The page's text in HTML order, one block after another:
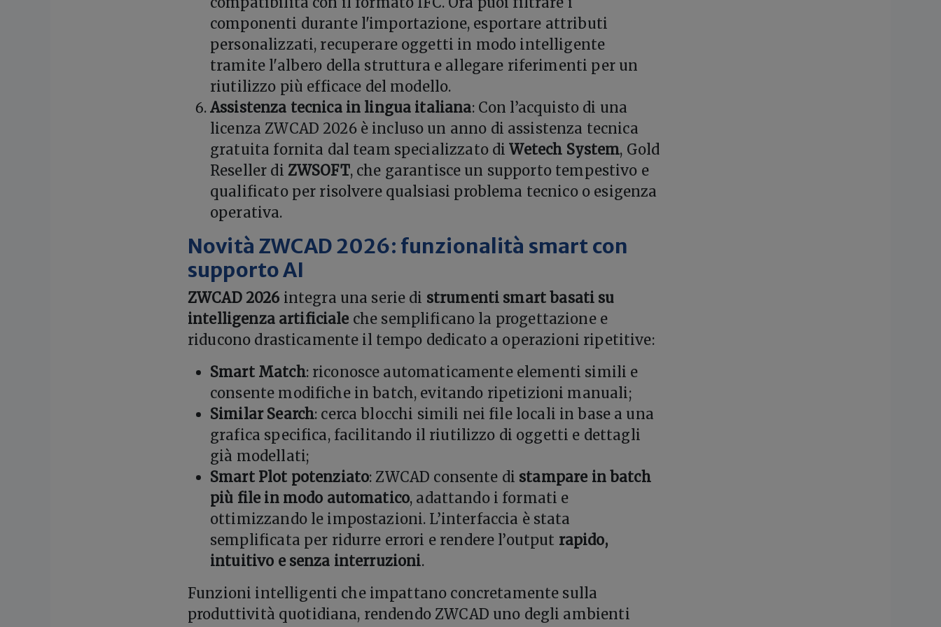
componenti durante l'importazione, esportare attributi
personalizzati, recuperare oggetti in modo intelligente
tramite l'albero della struttura e allegare riferimenti per un
riutilizzo più efficace del modello.
Assistenza tecnica in lingua italiana: Con l’acquisto di una
licenza ZWCAD 2026 è incluso un anno di assistenza tecnica
gratuita fornita dal team specializzato diWetech System, Gold
Reseller di ZWSOFT, che garantisce un supporto tempestivo e
qualificato per risolvere qualsiasi problema tecnico o esigenza
operativa.
Novità ZWCAD 2026: funzionalità smart con
supporto AI
ZWCAD 2026 integra una serie di strumenti smart basati su
intelligenza artificiale che semplificano la progettazione e
riducono drasticamente il tempo dedicato a operazioni ripetitive:
Smart Match: riconosce automaticamente elementi simili e
consente modifiche in batch, evitando ripetizioni manuali;
Similar Search: cerca blocchi simili nei file locali in base a una
grafica specifica, facilitando il riutilizzo di oggetti e dettagli
già modellati;
Smart Plot potenziato: ZWCAD consente di stampare in batch
più file in modo automatico, adattando i formati e
ottimizzando le impostazioni. L’interfaccia è stata
semplificata per ridurre errori e rendere l’output rapido,
intuitivo e senza interruzioni.
Funzioni intelligenti che impattano concretamente sulla
produttività quotidiana, rendendo ZWCAD uno degli ambienti